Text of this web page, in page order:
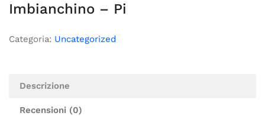
Imbianchino – Pi
Categoria: Uncategorized
Descrizione
Recensioni (0)